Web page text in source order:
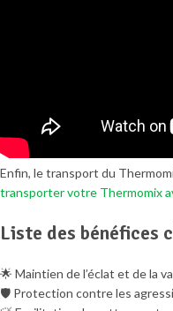
Enfin, le transport du
transporter votre Thermomix
Liste des bénéfices
🌟 Maintien de l’éclat et de la
🛡 Protection contre les